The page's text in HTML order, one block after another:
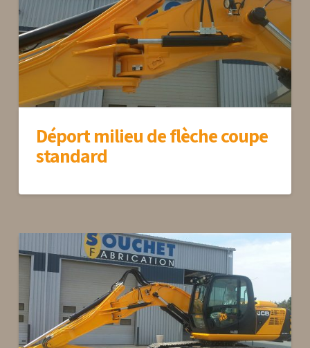
Déport milieu de flèche coupe
standard